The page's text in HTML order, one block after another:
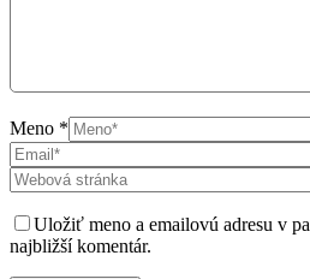
Meno *
Uložiť meno a emailovú adresu v
najbližší komentár.